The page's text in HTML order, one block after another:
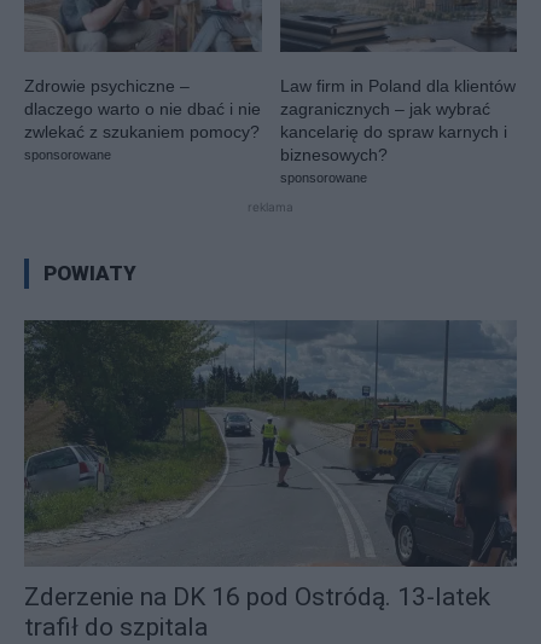
Zdrowie psychiczne –
dlaczego warto o nie dbać i nie
zwlekać z szukaniem pomocy?
sponsorowane
Law firm in Poland dla klientów
zagranicznych – jak wybrać
kancelarię do spraw karnych i
biznesowych?
sponsorowane
reklama
POWIATY
Wszystkie
Nowe Miasto Lubawskie
Olecko Olsztyn
Ostróda
Węgorzewo
Zderzenie na DK 16 pod Ostródą. 13-latek
trafił do szpitala